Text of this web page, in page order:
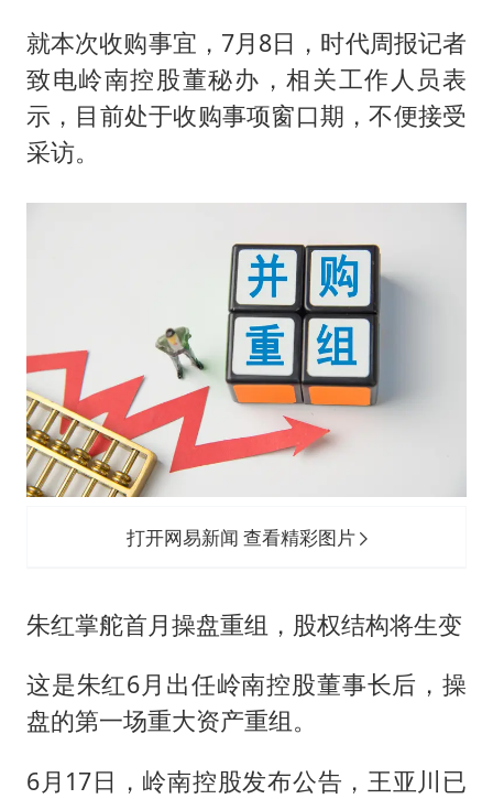
就本次收购事宜，7月8日，时代周报记者
致电岭南控股董秘办，相关工作人员表
示，目前处于收购事项窗口期，不便接受
采访。
打开网易新闻 查看精彩图片
朱红掌舵首月操盘重组，股权结构将生变
这是朱红6月出任岭南控股董事长后，操
盘的第一场重大资产重组。
6月17日，岭南控股发布公告，王亚川已